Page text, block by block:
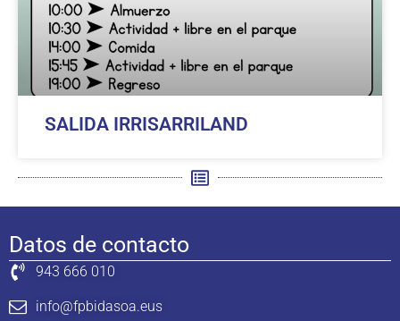
SALIDA IRRISARRILAND
Datos de contacto
943 666 010
info@fpbidasoa.eus